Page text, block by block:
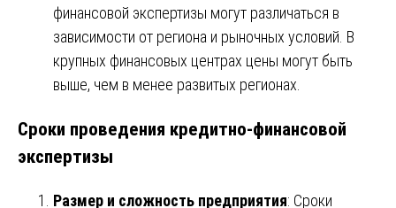
финансовой экспертизы могут различаться в
зависимости от региона и рыночных условий. В
крупных финансовых центрах цены могут быть
выше, чем в менее развитых регионах.
Сроки проведения кредитно-финансовой
экспертизы
Размер и сложность предприятия: Сроки